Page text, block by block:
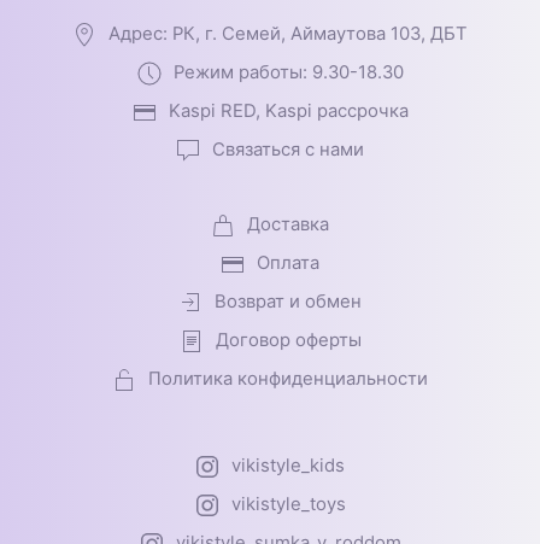
Адрес: РК, г. Семей, Аймаутова 103, ДБТ
Режим работы: 9.30-18.30
Kaspi RED, Kaspi рассрочка
Связаться с нами
Доставка
Оплата
Возврат и обмен
Договор оферты
Политика конфиденциальности
vikistyle_kids
vikistyle_toys